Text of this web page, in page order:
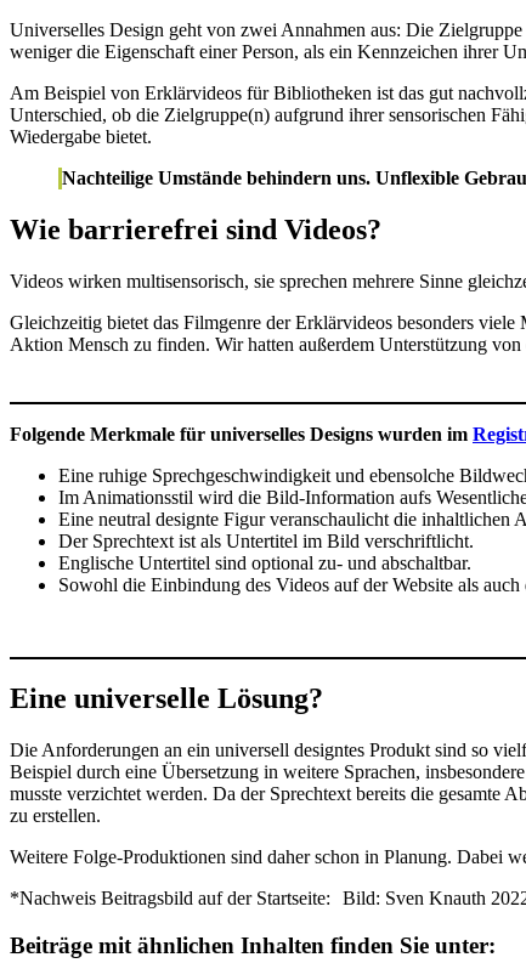
Universelles Design geht von zwei Annahmen aus: Die
weniger die Eigenschaft einer Person, als ein Kennzeichen ihrer
Am Beispiel von Erklärvideos für Bibliotheken ist das gut
Unterschied, ob die Zielgruppe(n) aufgrund ihrer sensorischen
Wiedergabe bietet.
Nachteilige Umstände behindern uns. Unflexible
Wie barrierefrei sind Videos?
Videos wirken multisensorisch, sie sprechen mehrere Sinne
Gleichzeitig bietet das Filmgenre der Erklärvideos besonders
Aktion Mensch zu finden. Wir hatten außerdem Unterstützung von
Folgende Merkmale für universelles Designs wurden im
Eine ruhige Sprechgeschwindigkeit und ebensolche
Im Animationsstil wird die Bild-Information aufs
Eine neutral designte Figur veranschaulicht die inhaltlichen
Der Sprechtext ist als Untertitel im Bild verschriftlicht.
Englische Untertitel sind optional zu- und abschaltbar.
Sowohl die Einbindung des Videos auf der Website als
Eine universelle Lösung?
Die Anforderungen an ein universell designtes Produkt sind so
Beispiel durch eine Übersetzung in weitere Sprachen,
musste verzichtet werden. Da der Sprechtext bereits die gesamte
zu erstellen.
Weitere Folge-Produktionen sind daher schon in Planung. Dabei
*Nachweis Beitragsbild auf der Startseite:
Bild: Sven Knauth
Beiträge mit ähnlichen Inhalten finden Sie unter: